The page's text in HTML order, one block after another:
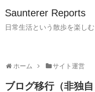
Saunterer Reports
日常生活という散歩を楽しむ
ホーム サイト運営
ブログ移行（非独